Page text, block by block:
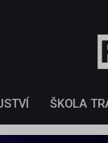
ŠKOLA